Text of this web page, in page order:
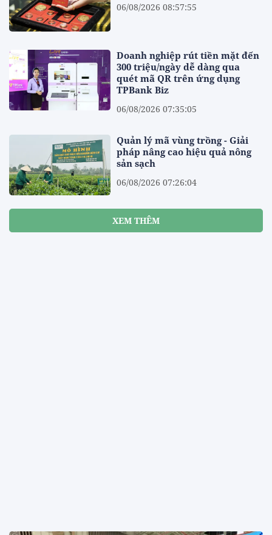
06/08/2026 08:57:55
Doanh nghiệp rút tiền mặt đến
300 triệu/ngày dễ dàng qua
quét mã QR trên ứng dụng
TPBank Biz
06/08/2026 07:35:05
Quản lý mã vùng trồng - Giải
pháp nâng cao hiệu quả nông
sản sạch
06/08/2026 07:26:04
XEM THÊM